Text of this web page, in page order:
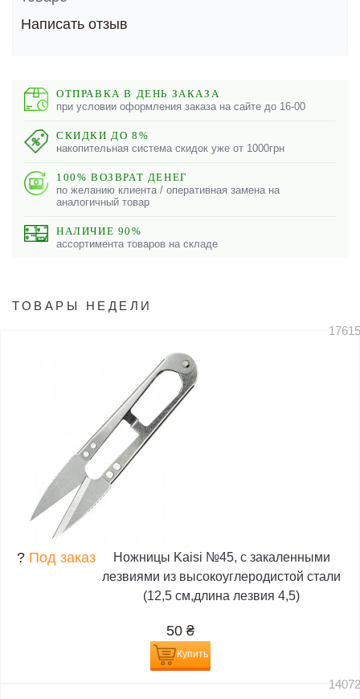
Написать отзыв
ОТПРАВКА В ДЕНЬ ЗАКАЗА
при условии оформления заказа на сайте до 16-00
СКИДКИ ДО 8%
накопительная система скидок уже от 1000грн
100% ВОЗВРАТ ДЕНЕГ
по желанию клиента / оперативная замена на
аналогичный товар
НАЛИЧИЕ 90%
ассортимента товаров на складе
ТОВАРЫ НЕДЕЛИ
? Под заказ
Ножницы Kaisi №45, с закаленными
лезвиями из высокоуглеродистой стали
(12,5 см,длина лезвия 4,5)
50 ₴
Купить